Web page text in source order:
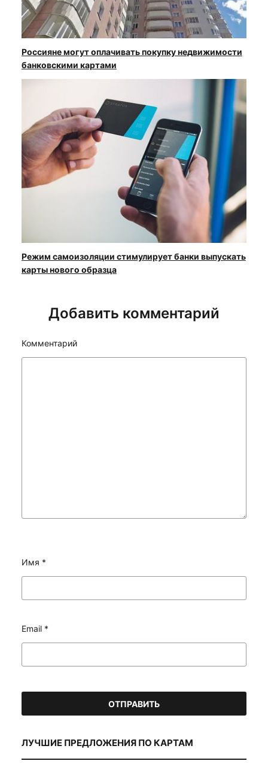
Россияне могут оплачивать покупку недвижимости
банковскими картами
Режим самоизоляции стимулирует банки выпускать
карты нового образца
Добавить комментарий
Комментарий
Имя *
Email *
ЛУЧШИЕ ПРЕДЛОЖЕНИЯ ПО КАРТАМ